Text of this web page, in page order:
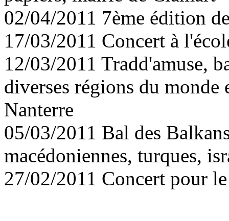
02/04/2011 7ème édition
17/03/2011 Concert à
12/03/2011 Tradd'amuse,
diverses régions du
Nanterre
05/03/2011 Bal des
macédoniennes, turques,
27/02/2011 Concert pour